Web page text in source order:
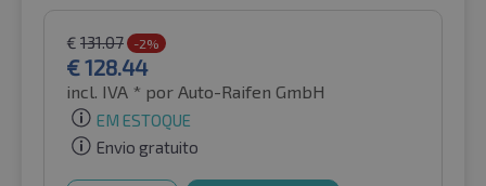
€ 131.07 -2%
€128.44
incl. IVA * por Auto-Raifen GmbH
EM ESTOQUE
Envio gratuito